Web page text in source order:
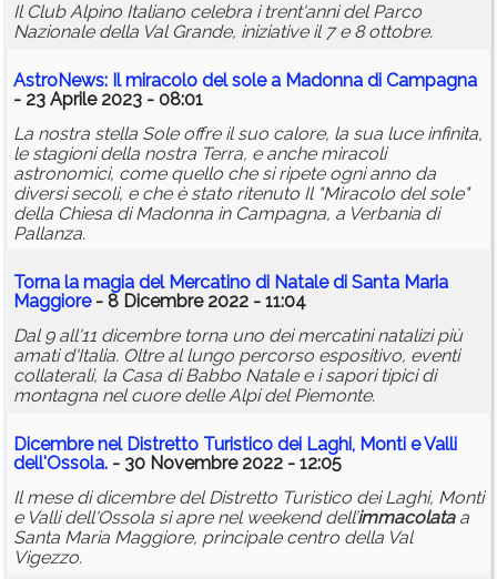
Il Club Alpino Italiano celebra i trent'anni del Parco
Nazionale della Val Grande, iniziative il 7 e 8 ottobre.
AstroNews: Il miracolo del sole a Madonna di Campagna
- 23 Aprile 2023 - 08:01
La nostra stella Sole offre il suo calore, la sua luce infinita,
le stagioni della nostra Terra, e anche miracoli
astronomici, come quello che si ripete ogni anno da
diversi secoli, e che è stato ritenuto Il "Miracolo del sole"
della Chiesa di Madonna in Campagna, a Verbania di
Pallanza.
Torna la magia del Mercatino di Natale di Santa Maria
Maggiore- 8 Dicembre 2022 - 11:04
Dal 9 all'11 dicembre torna uno dei mercatini natalizi più
amati d'Italia. Oltre al lungo percorso espositivo, eventi
collaterali, la Casa di Babbo Natale e i sapori tipici di
montagna nel cuore delle Alpi del Piemonte.
Dicembre nel Distretto Turistico dei Laghi, Monti e Valli
dell'Ossola. - 30 Novembre 2022 - 12:05
Il mese di dicembre del Distretto Turistico dei Laghi, Monti
e Valli dell'Ossola si apre nel weekend dell’immacolataa
Santa Maria Maggiore, principale centro della Val
Vigezzo.